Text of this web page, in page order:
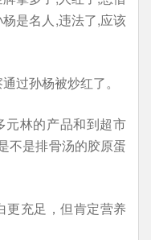
是名人,违法了,应该
过孙杨被炒红了。
元林的产品和到超市
不是排骨汤的胶原蛋
更充足，但肯定营养